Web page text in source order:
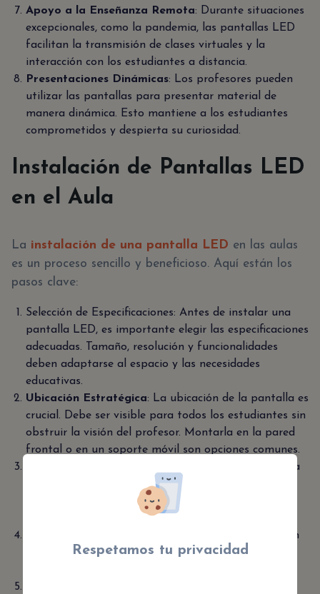
Apoyo a la Enseñanza Remota: Durante situaciones
excepcionales, como la pandemia, las pantallas LED
facilitan la transmisión de clases virtuales y la
interacción con los estudiantes a distancia.
Presentaciones Dinámicas: Los profesores pueden
utilizar las pantallas para presentar material de
manera dinámica. Esto mantiene a los estudiantes
comprometidos y despierta su curiosidad.
Instalación de Pantallas LED
en el Aula
La instalación de una pantalla LED en las aulas
es un proceso sencillo y beneficioso. Aquí están los
pasos clave:
Selección de Especificaciones: Antes de instalar una
pantalla LED, es importante elegir las especificaciones
adecuadas. Tamaño, resolución y funcionalidades
deben adaptarse al espacio y las necesidades
educativas.
Ubicación Estratégica: La ubicación de la pantalla es
crucial. Debe ser visible para todos los estudiantes sin
obstruir la visión del profesor. Montarla en la pared
frontal o en un soporte móvil son opciones comunes.
: Conectar la pantalla a
una fuente de alimentación y a dispositivos como
computadoras o proyectores. Configurar el software
para mostrar el contenido deseado.
: Cargar material educativo en
la pantalla. Presentaciones, videos, gráficos y
Respetamos tu privacidad